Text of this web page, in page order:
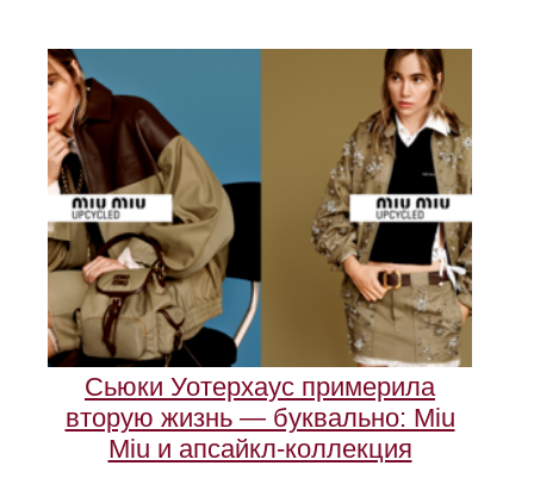
Сьюки Уотерхаус примерила
вторую жизнь — буквально: Miu
Miu и апсайкл-коллекция